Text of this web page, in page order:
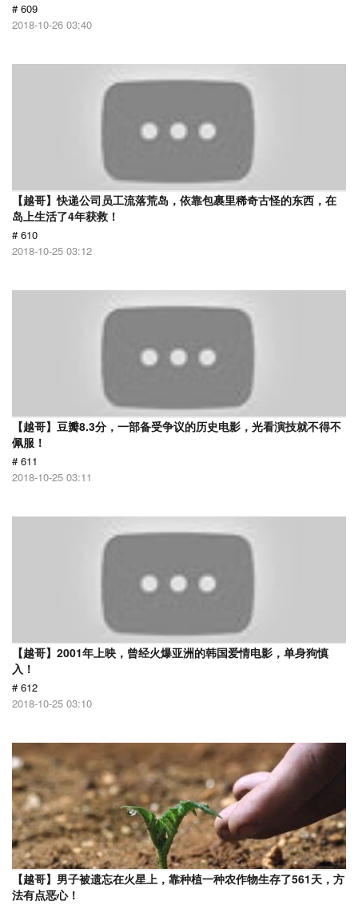
# 609
2018-10-26 03:40
【越哥】快递公司员工流落荒岛，依靠包裹里稀奇古怪的东西，在
岛上生活了4年获救！
# 610
2018-10-25 03:12
【越哥】豆瓣8.3分，一部备受争议的历史电影，光看演技就不得不
佩服！
# 611
2018-10-25 03:11
【越哥】2001年上映，曾经火爆亚洲的韩国爱情电影，单身狗慎
入！
# 612
2018-10-25 03:10
【越哥】男子被遗忘在火星上，靠种植一种农作物生存了561天，方
法有点恶心！